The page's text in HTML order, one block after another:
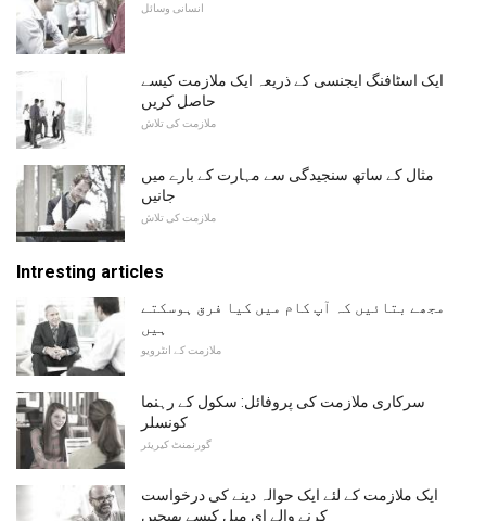
انسانی وسائل
ایک اسٹافنگ ایجنسی کے ذریعہ ایک ملازمت کیسے
حاصل کریں
ملازمت کی تلاش
مثال کے ساتھ سنجیدگی سے مہارت کے بارے میں
جانیں
ملازمت کی تلاش
Intresting articles
مجھے بتائیں کہ آپ کام میں کیا فرق ہوسکتے
ہیں
ملازمت کے انٹرویو
سرکاری ملازمت کی پروفائل: سکول کے رہنما
کونسلر
گورنمنٹ کیریئر
ایک ملازمت کے لئے ایک حوالہ دینے کی درخواست
کرنے والے ای میل کیسے بھیجیں